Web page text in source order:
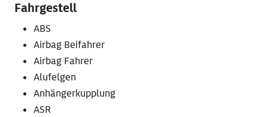
Fahrgestell
ABS
Airbag Beifahrer
Airbag Fahrer
Alufelgen
Anhängerkupplung
ASR